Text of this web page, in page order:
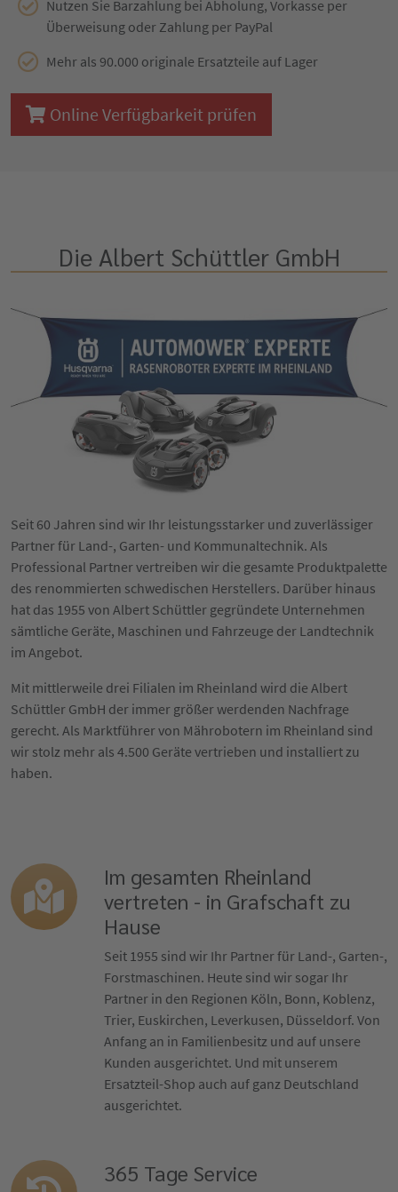
Nutzen Sie Barzahlung bei Abholung, Vorkasse per
Überweisung oder Zahlung per PayPal
Mehr als 90.000 originale Ersatzteile auf Lager
Online Verfügbarkeit prüfen
Die Albert Schüttler GmbH
Seit 60 Jahren sind wir Ihr leistungsstarker und zuverlässiger
Partner für Land-, Garten- und Kommunaltechnik. Als
Professional Partner vertreiben wir die gesamte Produktpalette
des renommierten schwedischen Herstellers. Darüber hinaus
hat das 1955 von Albert Schüttler gegründete Unternehmen
sämtliche Geräte, Maschinen und Fahrzeuge der Landtechnik
im Angebot.
Mit mittlerweile drei Filialen im Rheinland wird die Albert
Schüttler GmbH der immer größer werdenden Nachfrage
gerecht. Als Marktführer von Mährobotern im Rheinland sind
wir stolz mehr als 4.500 Geräte vertrieben und installiert zu
haben.
Im gesamten Rheinland
vertreten - in Grafschaft zu
Hause
Seit 1955 sind wir Ihr Partner für Land-, Garten-,
Forstmaschinen. Heute sind wir sogar Ihr
Partner in den Regionen Köln, Bonn, Koblenz,
Trier, Euskirchen, Leverkusen, Düsseldorf. Von
Anfang an in Familienbesitz und auf unsere
Kunden ausgerichtet. Und mit unserem
Ersatzteil-Shop auch auf ganz Deutschland
ausgerichtet.
365 Tage Service